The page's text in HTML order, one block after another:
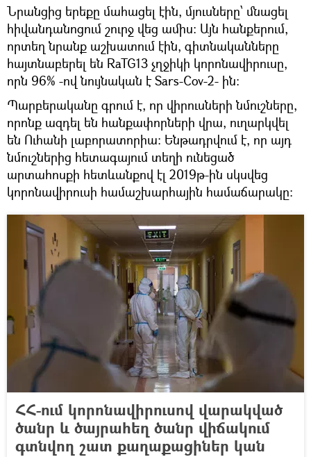
Նրանցից երեքը մահացել էին, մյուսները՝ մնացել
հիվանդանոցում շուրջ վեց ամիս: Այն հանքերում,
որտեղ նրանք աշխատում էին, գիտնականները
հայտնաբերել են RaTG13 չղջիկի կորոնավիրուսը,
որն 96% -ով նույնական է Sars-Cov-2- ին:
Պարբերականը գրում է, որ վիրուսների նմուշները,
որոնք ազդել են հանքափորների վրա, ուղարկվել
են Ուհանի լաբորատորիա: Ենթադրվում է, որ այդ
նմուշներից հետագայում տեղի ունեցած
արտահոսքի հետևանքով էլ 2019թ-ին սկսվեց
կորոնավիրուսի համաշխարհային համաճարակը:
ՀՀ-ում կորոնավիրուսով վարակված
ծանր և ծայրահեղ ծանր վիճակում
գտնվող շատ քաղաքացիներ կան